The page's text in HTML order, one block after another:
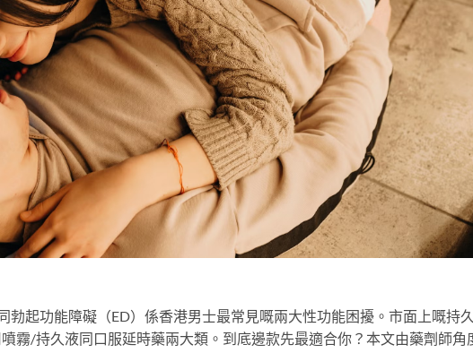
勃起功能障礙（ED）係香港男士最常見嘅兩大性功能困擾。市面上嘅持
霧/持久液同口服延時藥兩大類。到底邊款先最適合你？本文由藥劑師角